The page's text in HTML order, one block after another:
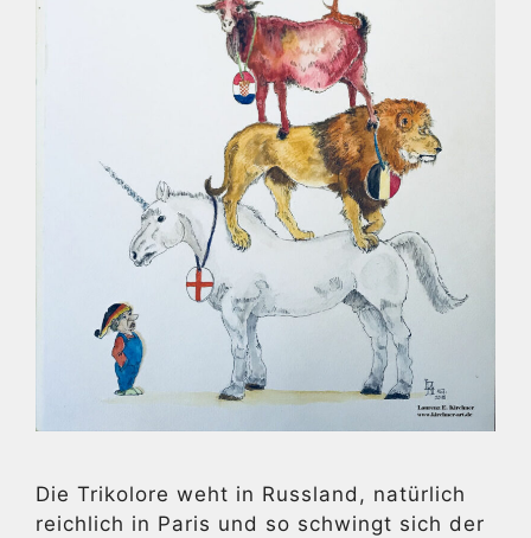
Die Trikolore weht in Russland, natürlich
reichlich in Paris und so schwingt sich der